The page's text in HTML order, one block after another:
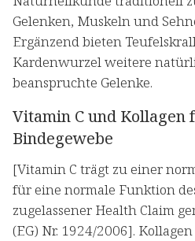
Gelenken, Muskeln und
Ergänzend bieten
Kardenwurzel weitere
beanspruchte Gelenke.
Vitamin C und Kollagen
Bindegewebe
[Vitamin C trägt zu einer
für eine normale Funktion
zugelassener Health Claim
(EG) Nr. 1924/2006].